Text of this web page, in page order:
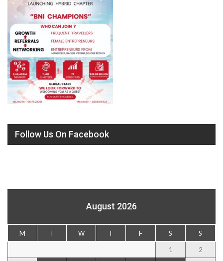
Follow Us On Facebook
August 2026
M T W T F S S
1 2